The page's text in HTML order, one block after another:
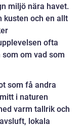
miljö nära havet.
kusten och en allt
ofta
om vad som
som få andra
i naturen
varm tallrik och
lokala